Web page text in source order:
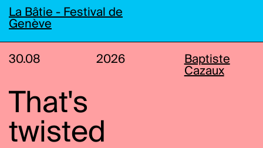
La Bâtie - Festival de
Genève
30.08 2026
Baptiste
Cazaux
That's
twisted